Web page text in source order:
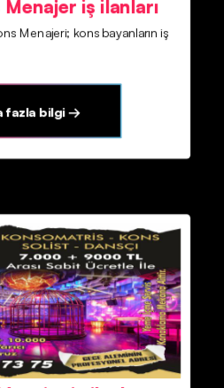
iş ilanları
Menajeri; kons bayanların iş
fazla bilgi →